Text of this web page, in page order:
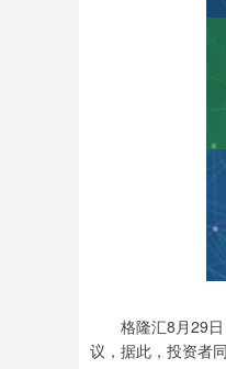
格隆汇8月29
议，据此，投资者